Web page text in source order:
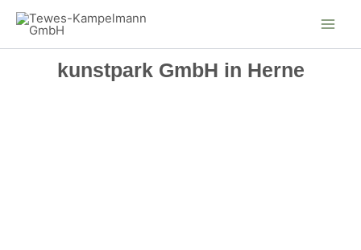
Zum
Inhalt
springen
kunstpark GmbH in Herne